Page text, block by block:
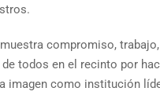
compromiso,
todos en el recinto por
imagen como institución